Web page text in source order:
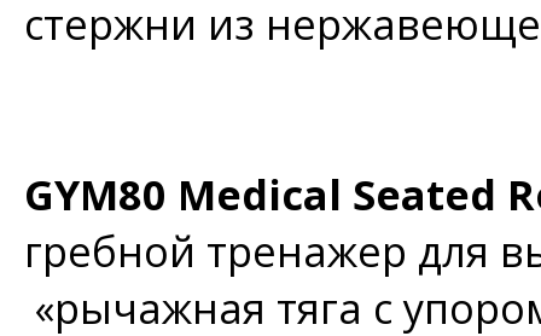
стержни из
GYM80 Medical Seated
гребной тренажер для
«рычажная тяга с